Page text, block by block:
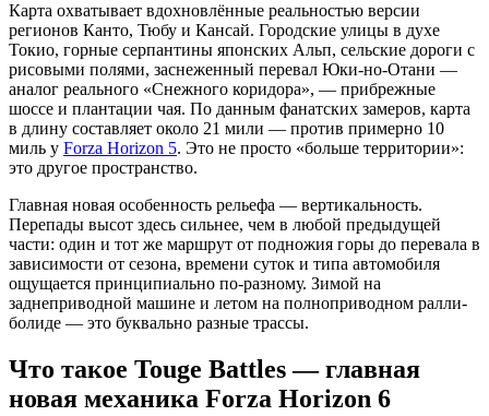
Карта охватывает вдохновлённые реальностью версии
регионов Канто, Тюбу и Кансай. Городские улицы в духе
Токио, горные серпантины японских Альп, сельские дороги с
рисовыми полями, заснеженный перевал Юки-но-Отани —
аналог реального «Снежного коридора», — прибрежные
шоссе и плантации чая. По данным фанатских замеров, карта
в длину составляет около 21 мили — против примерно 10
миль у Forza Horizon 5. Это не просто «больше территории»:
это другое пространство.
Главная новая особенность рельефа — вертикальность.
Перепады высот здесь сильнее, чем в любой предыдущей
части: один и тот же маршрут от подножия горы до перевала в
зависимости от сезона, времени суток и типа автомобиля
ощущается принципиально по-разному. Зимой на
заднеприводной машине и летом на полноприводном ралли-
болиде — это буквально разные трассы.
Что такое Touge Battles — главная
новая механика Forza Horizon 6